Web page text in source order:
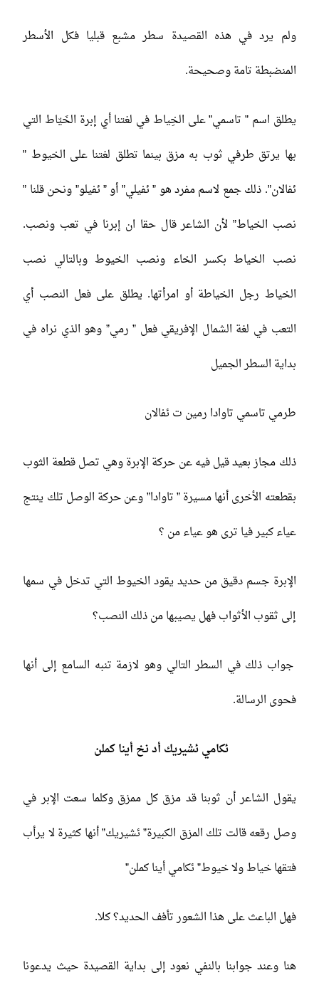
ولم يرد في هذه القصيدة سطر مشبع قبليا فكل الأسطر
المنضبطة تامة وصحيحة.
يطلق اسم ” تاسمي” على الخِياط في لغتنا أي إبرة الخَيّاط التي
بها يرتق طرفي ثوب به مزق بينما تطلق لغتنا على الخيوط ”
ئفالان”. ذلك جمع لاسم مفرد هو ” ئفيلي” أو ” ئفيلو” ونحن قلنا ”
نصب الخياط” لأن الشاعر قال حقا ان إبرنا في تعب ونصب.
نصب الخياط بكسر الخاء ونصب الخيوط وبالتالي نصب
الخياط رجل الخياطة أو امرأتها. يطلق على فعل النصب أي
التعب في لغة الشمال الإفريقي فعل ” رمي” وهو الذي نراه في
بداية السطر الجميل
طرمي تاسمي تاوادا رمين ت ئفالان
ذلك مجاز بعيد قيل فيه عن حركة الإبرة وهي تصل قطعة الثوب
بقطعته الأخرى أنها مسيرة ” تاوادا” وعن حركة الوصل تلك ينتج
عياء كبير فيا ترى هو عياء من ؟
الإبرة جسم دقيق من حديد يقود الخيوط التي تدخل في سمها
إلى ثقوب الأثواب فهل يصيبها من ذلك النصب؟
جواب ذلك في السطر التالي وهو لازمة تنبه السامع إلى أنها
فحوى الرسالة.
ئكامي ئشيريك أد نخ أينا كملن
يقول الشاعر أن ثوبنا قد مزق كل ممزق وكلما سعت الإبر في
وصل رقعه قالت تلك المزق الكبيرة” ئشيريك” أنها كثيرة لا يرأب
فتقها خياط ولا خيوط” ئكامي أينا كملن”
فهل الباعث على هذا الشعور تأفف الحديد؟ كلا.
هنا وعند جوابنا بالنفي نعود إلى بداية القصيدة حيث يدعونا